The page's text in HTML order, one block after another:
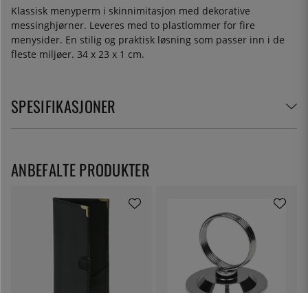
Klassisk menyperm i skinnimitasjon med dekorative
messinghjørner. Leveres med to plastlommer for fire
menysider. En stilig og praktisk løsning som passer inn i de
fleste miljøer. 34 x 23 x 1 cm.
SPESIFIKASJONER
ANBEFALTE PRODUKTER